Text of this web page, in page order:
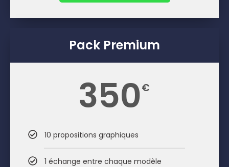
Pack Premium
350€
10 propositions graphiques
1 échange entre chaque modèle